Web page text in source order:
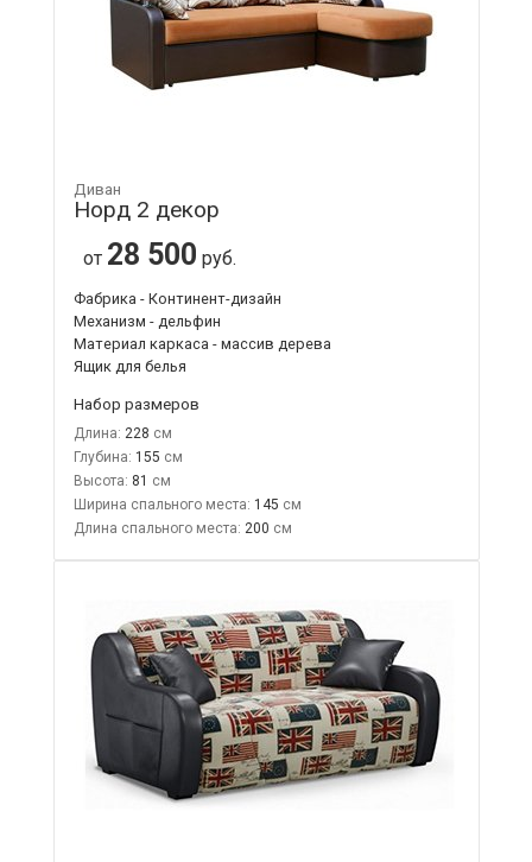
Диван
Норд 2 декор
от 28 500 руб.
Фабрика - Континент-дизайн
Механизм - дельфин
Материал каркаса - массив дерева
Ящик для белья
Набор размеров
Длина: 228
Глубина: 155
Высота: 81
Ширина спального места: 145
Длина спального места: 200